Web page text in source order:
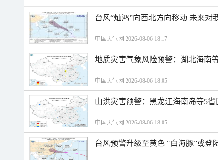
台风“灿鸿”向西北方向移动 未来对
中国天气网 2026-08-06 18:17
地质灾害气象风险预警：湖北海南
中国天气网 2026-08-06 18:05
山洪灾害预警：黑龙江海南岛等5
中国天气网 2026-08-06 18:05
台风预警升级至黄色 “白海豚”或登